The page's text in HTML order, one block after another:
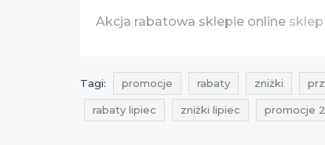
Akcja rabatowa sklepie online
Tagi: promocje rabaty zniżki
rabaty lipiec zniżki lipiec promocje